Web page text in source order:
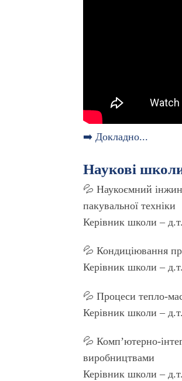
➡️ Докладно...
Наукові
💦 Наукоємний
пакувальної техніки
Керівник школи –
💦 Кондиціювання
Керівник школи –
💦 Процеси тепло-
Керівник школи –
💦 Комп’ютерно-
виробництвами
Керівник школи –